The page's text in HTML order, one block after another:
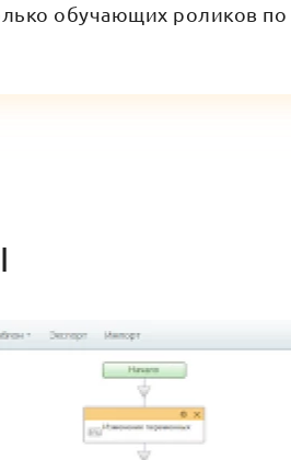
обучающих роликов